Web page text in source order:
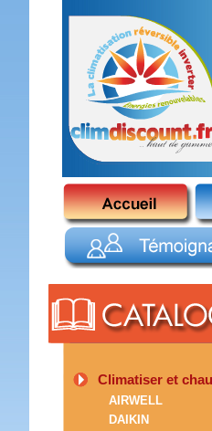
Climatiser et
AIRWELL
DAIKIN